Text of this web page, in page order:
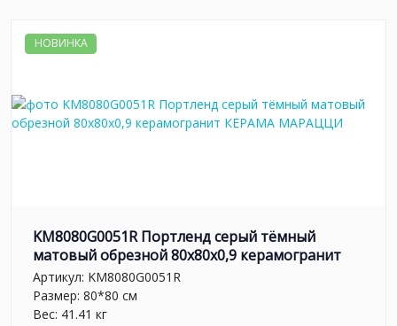
НОВИНКА
KM8080G0051R Портленд серый тёмный
матовый обрезной 80x80x0,9 керамогранит
Артикул: KM8080G0051R
Размер: 80*80 см
Вес: 41.41 кг